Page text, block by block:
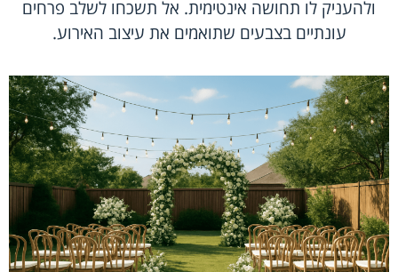
ולהעניק לו תחושה אינטימית. אל תשכחו לשלב פרחים
עונתיים בצבעים שתואמים את עיצוב האירוע.